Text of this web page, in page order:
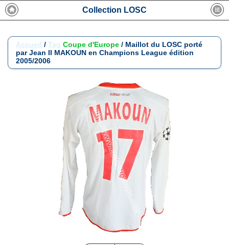
Collection LOSC
Accueil / Tag Coupe d'Europe / Maillot du LOSC porté
par Jean II MAKOUN en Champions League édition
2005/2006